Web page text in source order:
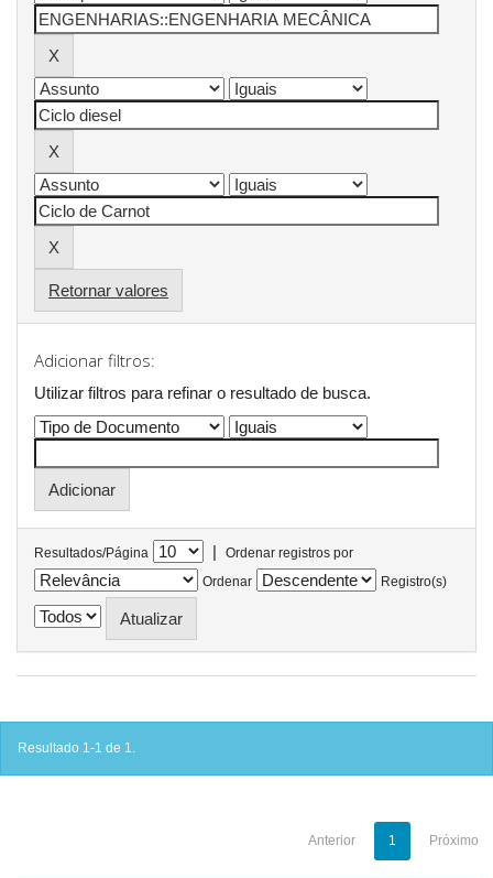
Retornar valores
Adicionar filtros:
Utilizar filtros para refinar o resultado de busca.
Resultados/Página |
Ordenar registros por
Ordenar
Registro(s)
Resultado 1-1 de 1.
Anterior 1 Próximo